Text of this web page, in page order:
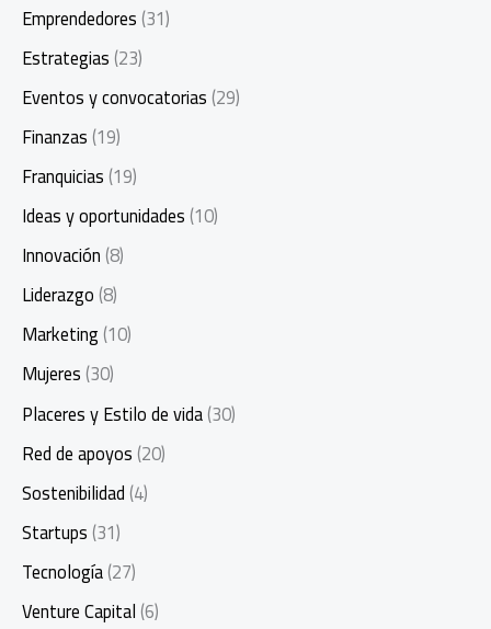
Emprendedores(31)
Estrategias(23)
Eventos y convocatorias(29)
Finanzas(19)
Franquicias(19)
Ideas y oportunidades(10)
Innovación(8)
Liderazgo(8)
Marketing(10)
Mujeres(30)
Placeres y Estilo de vida(30)
Red de apoyos(20)
Sostenibilidad(4)
Startups(31)
Tecnología(27)
Venture Capital(6)